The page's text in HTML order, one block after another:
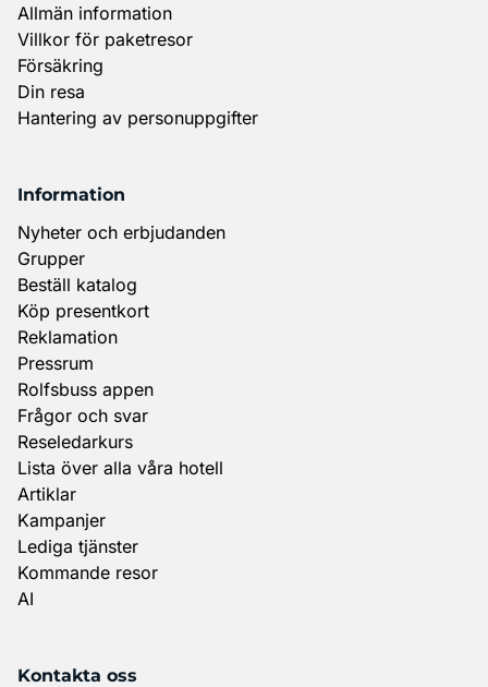
Allmän information
Villkor för paketresor
Försäkring
Din resa
Hantering av personuppgifter
Information
Nyheter och erbjudanden
Grupper
Beställ katalog
Köp presentkort
Reklamation
Pressrum
Rolfsbuss appen
Frågor och svar
Reseledarkurs
Lista över alla våra hotell
Artiklar
Kampanjer
Lediga tjänster
Kommande resor
AI
Kontakta oss